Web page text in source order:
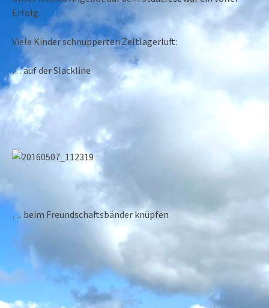
Erfolg.
Viele Kinder schnupperten Zeltlagerluft:
… auf der Slackline
… beim Freundschaftsbänder knüpfen